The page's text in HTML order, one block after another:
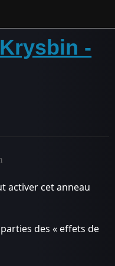
-
activer cet anneau
des « effets de